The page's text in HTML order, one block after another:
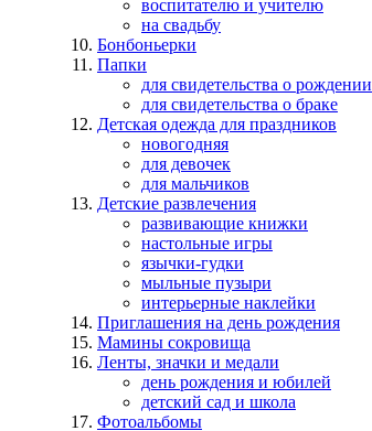
воспитателю и учителю
на свадьбу
Бонбоньерки
Папки
для свидетельства о рождении
для свидетельства о браке
Детская одежда для праздников
новогодняя
для девочек
для мальчиков
Детские развлечения
развивающие книжки
настольные игры
язычки-гудки
мыльные пузыри
интерьерные наклейки
Приглашения на день рождения
Мамины сокровища
Ленты, значки и медали
день рождения и юбилей
детский сад и школа
Фотоальбомы